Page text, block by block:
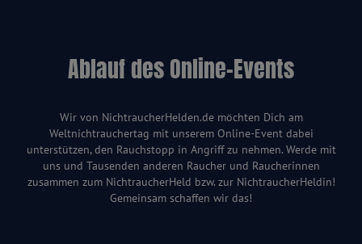
Ablauf des Online-Events
Wir von NichtraucherHelden.de möchten Dich am
Weltnichtrauchertag mit unserem Online-Event dabei
unterstützen, den Rauchstopp in Angriff zu nehmen. Werde mit
uns und Tausenden anderen Raucher und Raucherinnen
zusammen zum NichtraucherHeld bzw. zur NichtraucherHeldin!
Gemeinsam schaffen wir das!